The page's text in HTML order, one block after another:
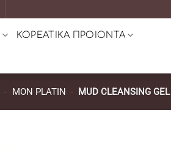
ΚΟΡΕΑΤΙΚΑ ΠΡΟΙΟΝΤΑ
- MON PLATIN - MUD CLEANSING GEL